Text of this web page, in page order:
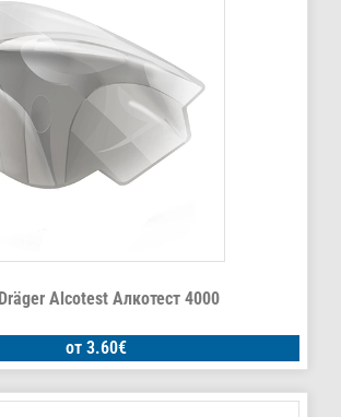
Alcotest Алкотест 4000
от 3.60€